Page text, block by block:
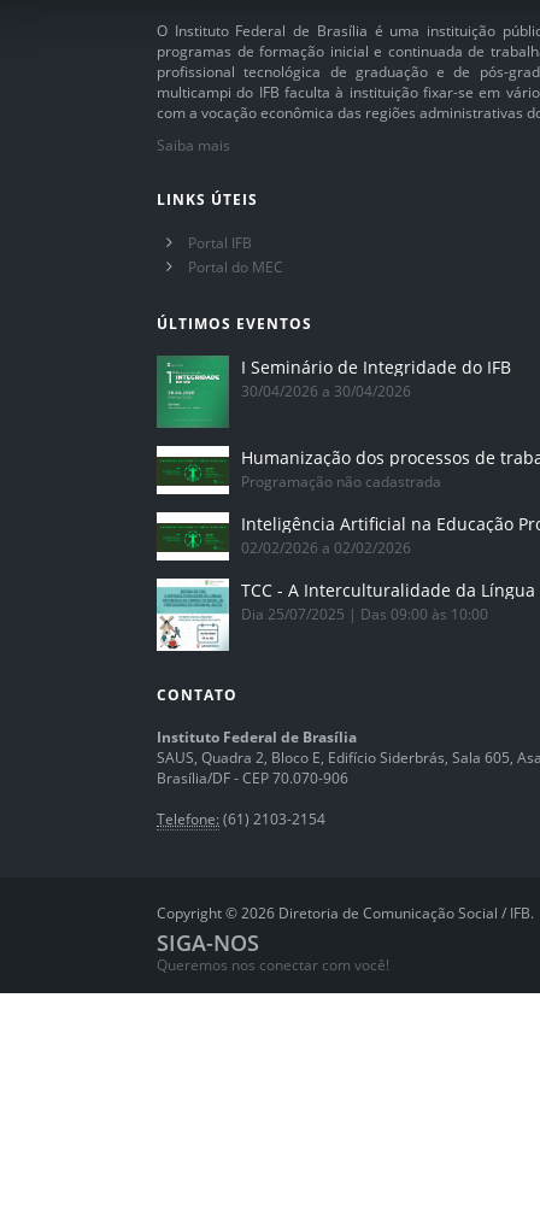
O Instituto Federal de Brasília é uma instituição
programas de formação inicial e continuada de
profissional tecnológica de graduação e de pós-
multicampi do IFB faculta à instituição fixar-se em
com a vocação econômica das regiões administrativas
Saiba mais
LINKS ÚTEIS
Portal IFB
Portal do MEC
ÚLTIMOS EVENTOS
I Seminário de Integridade do IFB
30/04/2026 a 30/04/2026
Humanização dos processos de
Programação não cadastrada
02/02/2026 a 02/02/2026
Dia 25/07/2025 | Das 09:00 às 10:00
CONTATO
Instituto Federal de Brasília
SAUS, Quadra 2, Bloco E, Edifício Siderbrás, Sala 605,
Brasília/DF - CEP 70.070-906
Telefone: (61) 2103-2154
Copyright © 2026 Diretoria de Comunicação Social / IFB.
SIGA-NOS
Queremos nos conectar com você!